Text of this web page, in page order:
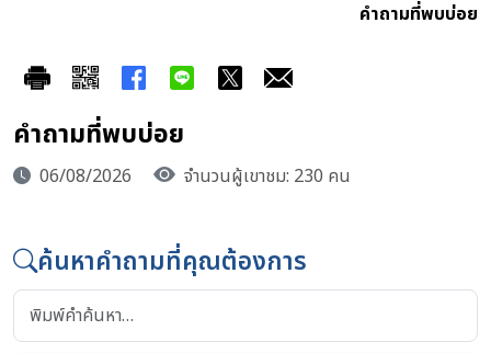
คำถามที่พบบ่อย
คำถามที่พบบ่อย
06/08/2026 จำนวนผู้เขาชม: 230 คน
ค้นหาคำถามที่คุณต้องการ